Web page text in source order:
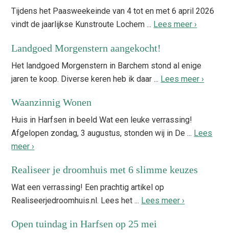
Tijdens het Paasweekeinde van 4 tot en met 6 april 2026
vindt de jaarlijkse Kunstroute Lochem ... Lees meer ›
Landgoed Morgenstern aangekocht!
Het landgoed Morgenstern in Barchem stond al enige
jaren te koop. Diverse keren heb ik daar ... Lees meer ›
Waanzinnig Wonen
Huis in Harfsen in beeld Wat een leuke verrassing!
Afgelopen zondag, 3 augustus, stonden wij in De ... Lees
meer ›
Realiseer je droomhuis met 6 slimme keuzes
Wat een verrassing! Een prachtig artikel op
Realiseerjedroomhuis.nl. Lees het ... Lees meer ›
Open tuindag in Harfsen op 25 mei